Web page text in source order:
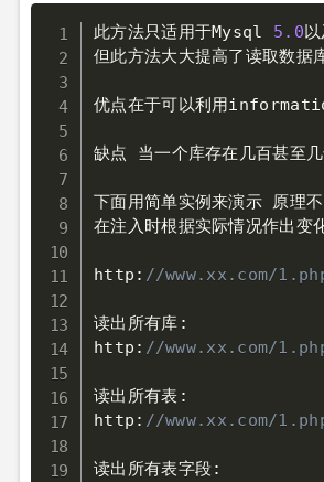
此方法只适用于Mysql 5.0以
但此方法大大提高了读取数据
优点在于可以利用
缺点 当一个库存在几百甚至
下面用简单实例来演示 原理
在注入时根据实际情况作出变
http: //www.xx.com/
读出所有库:
http: //www.xx.com/
读出所有表:
http: //www.xx.com/
读出所有表字段: